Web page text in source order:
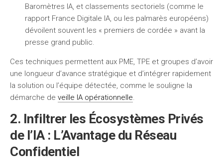
Baromètres IA, et classements sectoriels (comme le
rapport France Digitale IA, ou les palmarès européens)
dévoilent souvent les « premiers de cordée » avant la
presse grand public.
Ces techniques permettent aux PME, TPE et groupes d’avoir
une longueur d’avance stratégique et d’intégrer rapidement
la solution ou l’équipe détectée, comme le souligne la
démarche de veille IA opérationnelle.
2. Infiltrer les Écosystèmes Privés
de l’IA : L’Avantage du Réseau
Confidentiel